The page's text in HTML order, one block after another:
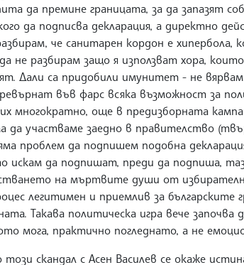
да премине границата, за да запазят
да подписва декларация, а директно
че санитарен кордон е хипербола,
не разбирам защо я използват хора,
Дали са придобили имунитет - не
във фарс всяка възможност за
многократно, още в предизборната
да участваме заедно в правителство
проблем да подпишем подобна
искам да подпишат, преди да подпиша,
на мъртвите души от
легитимен и приемлив за
Такава политическа игра вече
мога, практично погледнато, а не
този скандал с Асен Василев се окаже